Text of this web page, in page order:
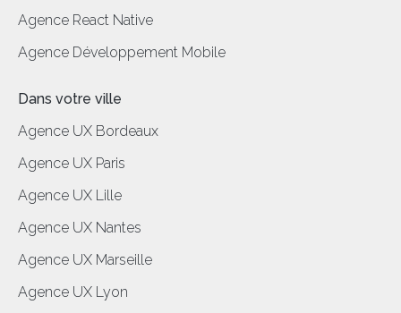
Agence React Native
Agence Développement Mobile
Dans votre ville
Agence UX Bordeaux
Agence UX Paris
Agence UX Lille
Agence UX Nantes
Agence UX Marseille
Agence UX Lyon